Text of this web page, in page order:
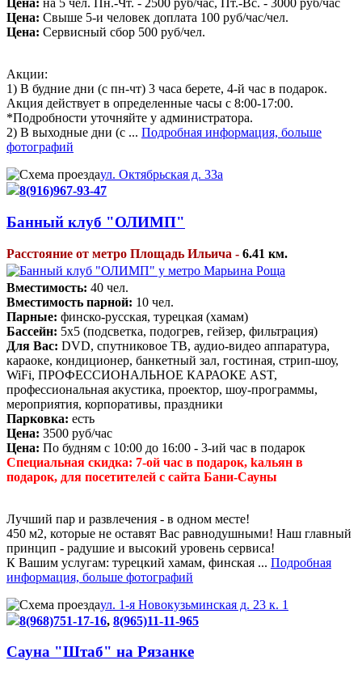
Цена: на 5 чел. Пн.-Чт. - 2500 руб/час, Пт.-Вс. - 3000 руб/час
Цена: Свыше 5-и человек доплата 100 руб/час/чел.
Цена: Сервисный сбор 500 руб/чел.
Акции:
1) В будние дни (с пн-чт) 3 часа берете, 4-й час в подарок.
Акция действует в определенные часы с 8:00-17:00.
*Подробности уточняйте у администратора.
2) В выходные дни (с ... Подробная информация, больше
фотографий
ул. Октябрьская д. 33а
8(916)967-93-47
Банный клуб "ОЛИМП"
Расстояние от метро Площадь Ильича - 6.41 км.
Вместимость: 40 чел.
Вместимость парной: 10 чел.
Парные: финско-русская, турецкая (хамам)
Бассейн: 5х5 (подсветка, подогрев, гейзер, фильтрация)
Для Вас: DVD, спутниковое ТВ, аудио-видео аппаратура,
караоке, кондиционер, банкетный зал, гостиная, стрип-шоу,
WiFi, ПРОФЕССИОНАЛЬНОЕ КАРАОКЕ AST,
профессиональная акустика, проектор, шоу-программы,
мероприятия, корпоративы, праздники
Парковка: есть
Цена: 3500 руб/час
Цена: По будням с 10:00 до 16:00 - 3-ий час в подарок
Специальная скидка: 7-ой час в подарок, kaльян в
подарок, для посетителей с сайта Бани-Сауны
Лучший пар и развлечения - в одном месте!
450 м2, которые не оставят Вас равнодушными! Наш главный
принцип - радушие и высокий уровень сервиса!
К Вашим услугам: турецкий хамам, финская ... Подробная
информация, больше фотографий
ул. 1-я Новокузьминская д. 23 к. 1
8(968)751-17-16, 8(965)11-11-965
Сауна "Штаб" на Рязанке